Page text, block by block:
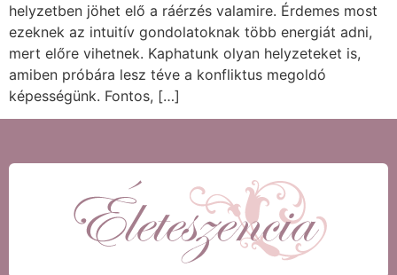
helyzetben jöhet elő a ráérzés valamire. Érdemes most
ezeknek az intuitív gondolatoknak több energiát adni,
mert előre vihetnek. Kaphatunk olyan helyzeteket is,
amiben próbára lesz téve a konfliktus megoldó
képességünk. Fontos, […]